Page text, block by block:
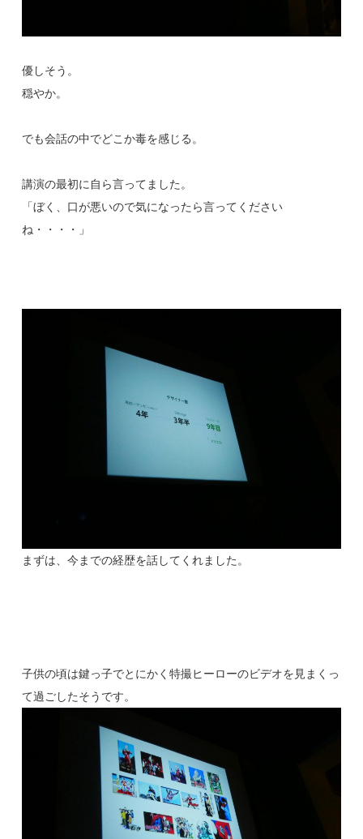
優しそう。
穏やか。
でも会話の中でどこか毒を感じる。
講演の最初に自ら言ってました。
「ぼく、口が悪いので気になったら言ってください
ね・・・・」
まずは、今までの経歴を話してくれました。
子供の頃は鍵っ子でとにかく特撮ヒーローのビデオを見まくっ
て過ごしたそうです。